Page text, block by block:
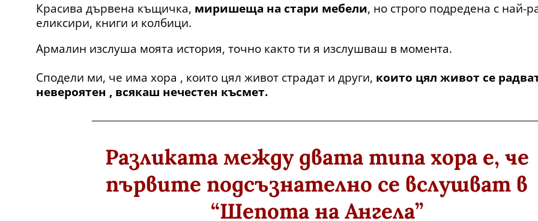
Красива дървена къщичка, миришеща на стари мебели, но строго подредена с най-
еликсири, книги и колбици.
Армалин изслуша моята история, точно както ти я изслушваш в момента.
Сподели ми, че има хора , които цял живот страдат и други, които цял живот се
невероятен , всякаш нечестен късмет.
Разликата между двата типа хора е, че
първите подсъзнателно се вслушват в
“Шепота на Ангела”